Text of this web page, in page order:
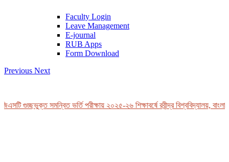
Faculty Login
Leave Management
E-journal
RUB Apps
Form Download
Previous Next
গুচ্ছভুক্ত সমন্বিত ভর্তি পরীক্ষায় ২০২৫-২৬ শিক্ষাবর্ষে রবীন্দ্র বিশ্ববিদ্যালয়,